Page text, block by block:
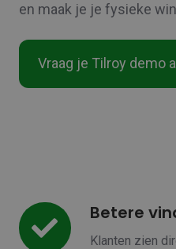
en maak je je fysieke
Vraag je Tilroy demo
Betere
Klanten zien
Betere
vindbaarheid